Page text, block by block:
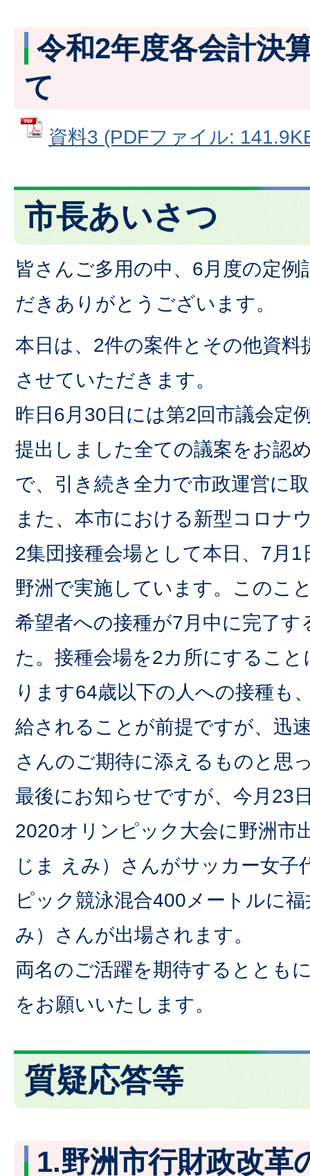
令和2年度各会計決
て
資料3 (PDFファイル:
市長あいさつ
皆さんご多用の中、6月度の定
だきありがとうございます。
本日は、2件の案件とその他資料
させていただきます。
昨日6月30日には第2回市議会定
提出しました全ての議案をお認
で、引き続き全力で市政運営に
また、本市における新型コロナ
2集団接種会場として本日、7月
野洲で実施しています。このこ
希望者への接種が7月中に完了
た。接種会場を2カ所にするこ
ります64歳以下の人への接種も
給されることが前提ですが、迅
さんのご期待に添えるものと思
最後にお知らせですが、今月23
2020オリンピック大会に野洲市
じま えみ）さんがサッカー女子
ピック競泳混合400メートルに
み）さんが出場されます。
両名のご活躍を期待するととも
をお願いいたします。
質疑応答等
1.野洲市行財政改革